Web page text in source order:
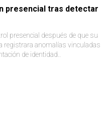
presencial tras detectar
presencial después de que su
registrara anomalías vinculadas
de identidad..